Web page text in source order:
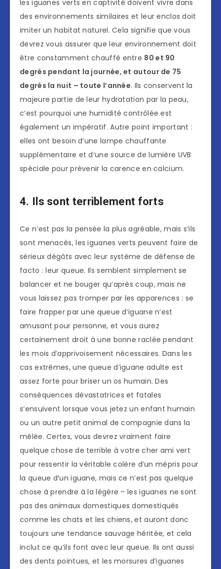
les iguanes verts en captivité doivent vivre dans
des environnements similaires et leur enclos doit
imiter un habitat naturel. Cela signifie que vous
devrez vous assurer que leur environnement doit
être constamment chauffé entre 80 et 90
degrés pendant la journée, et autour de 75
degrés la nuit – toute l’année. Ils conservent la
majeure partie de leur hydratation par la peau,
c’est pourquoi une humidité contrôlée est
également un impératif. Autre point important :
elles ont besoin d’une lampe chauffante
supplémentaire et d’une source de lumière UVB
spéciale pour prévenir la carence en calcium.
4. Ils sont terriblement forts
Ce n’est pas la pensée la plus agréable, mais s’ils
sont menacés, les iguanes verts peuvent faire de
sérieux dégâts avec leur système de défense de
facto : leur queue. Ils semblent simplement se
balancer et ne bouger qu’après coup, mais ne
vous laissez pas tromper par les apparences : se
faire frapper par une queue d’iguane n’est
amusant pour personne, et vous aurez
certainement droit à une bonne raclée pendant
les mois d’apprivoisement nécessaires. Dans les
cas extrêmes, une queue d’iguane adulte est
assez forte pour briser un os humain. Des
conséquences dévastatrices et fatales
s’ensuivent lorsque vous jetez un enfant humain
ou un autre petit animal de compagnie dans la
mêlée. Certes, vous devrez vraiment faire
quelque chose de terrible à votre cher ami vert
pour ressentir la véritable colère d’un mépris pour
la queue d’un iguane, mais ce n’est pas quelque
chose à prendre à la légère – les iguanes ne sont
pas des animaux domestiques domestiqués
comme les chats et les chiens, et auront donc
toujours une tendance sauvage héritée, et cela
inclut ce qu’ils font avec leur queue. Ils ont aussi
des dents pointues, et les morsures d’iguanes